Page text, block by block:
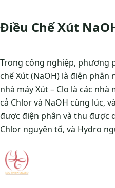
Điều Chế Xút
Trong công nghiệp, phương
chế Xút (NaOH) là điện phân
nhà máy Xút – Clo là các
cả Chlor và NaOH cùng lúc,
được điện phân và thu được
Chlor nguyên tố, và Hydro